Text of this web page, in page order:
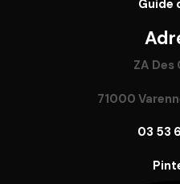
Guide
ZA Des
71000
03 53